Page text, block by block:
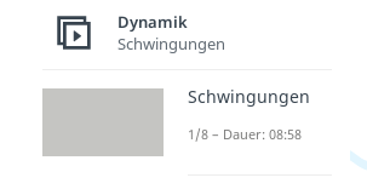
Dauer:
Dynamik
Schwingungen
Schwingungen
1/8 – Dauer: 08:58